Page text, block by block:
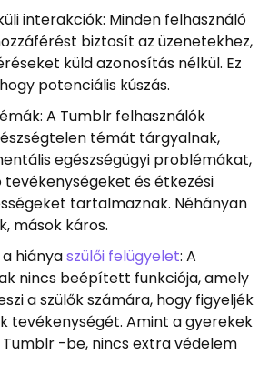
interakciók: Minden felhasználó
biztosít az üzenetekhez,
küld azonosítás nélkül. Ez
potenciális kúszás.
A Tumblr felhasználók
témát tárgyalnak,
egészségügyi problémákat,
és étkezési
tartalmaznak. Néhányan
mások káros.
hiányaszülői felügyelet: A
nincs beépített funkciója, amely
a szülők számára, hogy figyeljék
tevékenységét. Amint a gyerekek
-be, nincs extra védelem